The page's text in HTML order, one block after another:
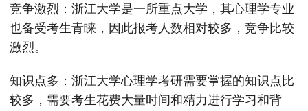
竞争激烈：浙江大学是一所重点大学，其心理学专业
也备受考生青睐，因此报考人数相对较多，竞争比较
激烈。
知识点多：浙江大学心理学考研需要掌握的知识点比
较多，需要考生花费大量时间和精力进行学习和背